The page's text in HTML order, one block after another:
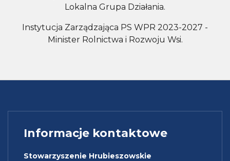
Lokalna Grupa Działania.
Instytucja Zarządzająca PS WPR 2023-2027 -
Minister Rolnictwa i Rozwoju Wsi.
Informacje kontaktowe
Stowarzyszenie Hrubieszowskie